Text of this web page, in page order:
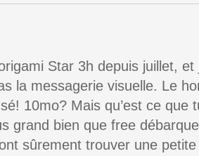
Star 3h depuis juillet,
la messagerie visuelle. Le
10mo? Mais qu’est ce que
grand bien que free
sûrement trouver une